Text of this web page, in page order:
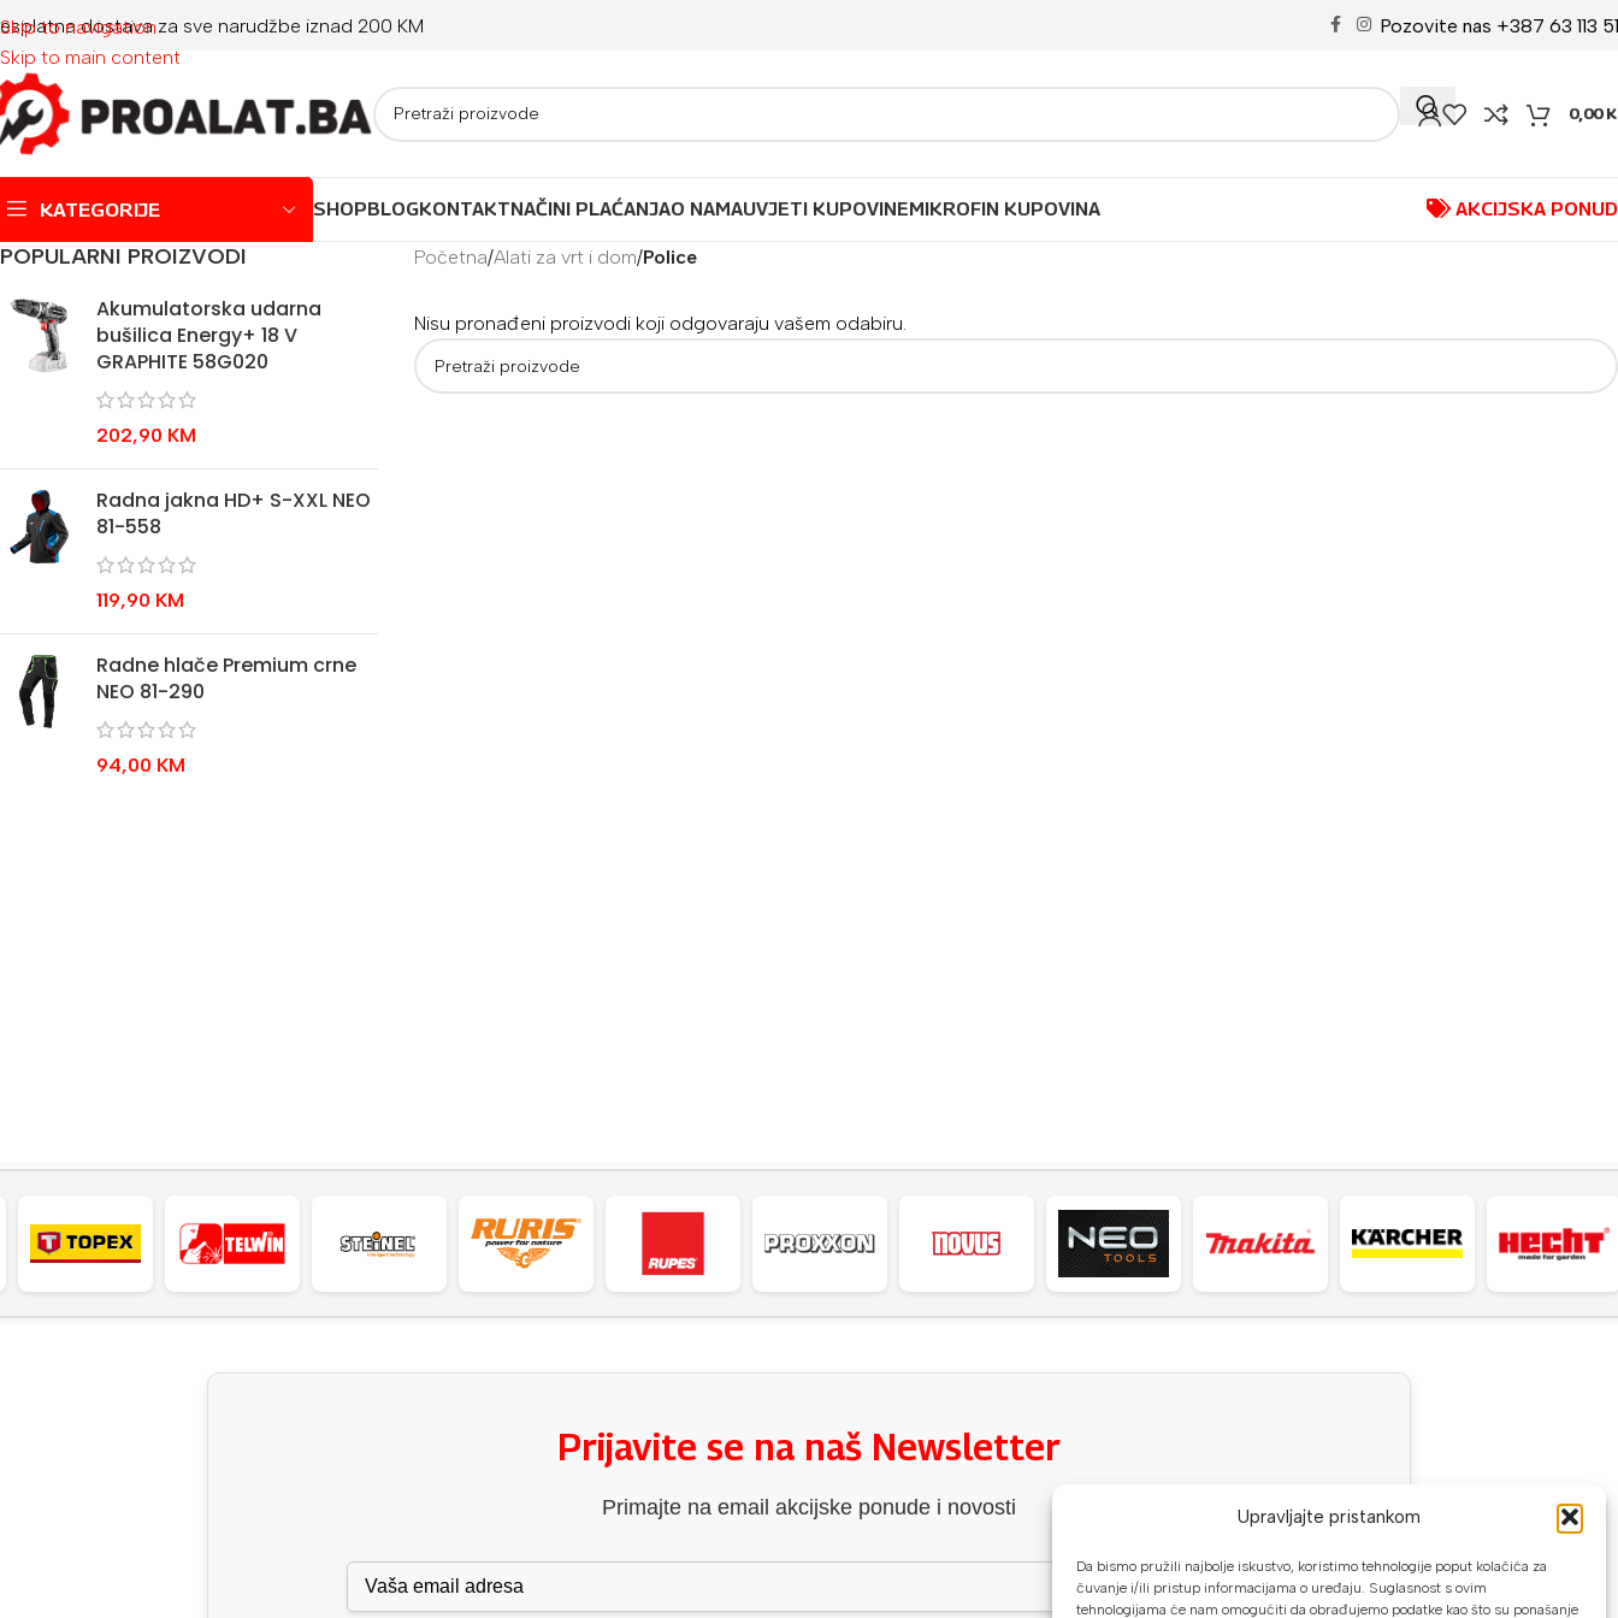
Upravljajte pristankom
Da bismo pružili najbolje iskustvo, koristimo tehnologije poput kolačića za
čuvanje i/ili pristup informacijama o uređaju. Suglasnost s ovim
tehnologijama će nam omogućiti da obrađujemo podatke kao što su ponašanje
Skip to navigation
Skip to main content
dostava za sve narudžbe iznad 200 KM Pozovite nas +387 63 113
0,00
KATEGORIJE
Montažni bazeni
Dječji bazeni
Jacuzzi
SHOPBLOGKONTAKTNAČINI PLAĆANJAO NAMAUVJETI KUPOVINEMIKROFIN KUPOVINA AKCIJSKA
POPULARNI PROIZVODI
Akumulatorska udarna
bušilica Energy+ 18 V
GRAPHITE 58G020
202,90 KM
Radna jakna HD+ S-XXL NEO
81-558
119,90 KM
Radne hlače Premium crne
NEO 81-290
94,00 KM
Početna/Alati za vrt i dom/Police
Nisu pronađeni proizvodi koji odgovaraju vašem odabiru.
Prijavite se na naš Newsletter
Primajte na email akcijske ponude i novosti
PRIJAVA